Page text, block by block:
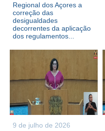
Regional dos Açores a
correção das
desigualdades
decorrentes da aplicação
dos regulamentos...
9 de julho de 2026